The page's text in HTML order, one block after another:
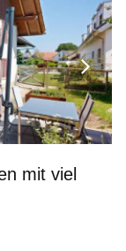
mit viel